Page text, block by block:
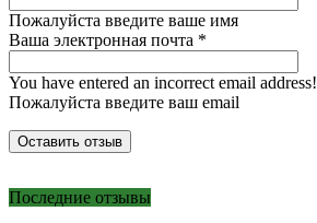
Пожалуйста введите ваше имя
Ваша электронная почта *
You have entered an incorrect email address!
Пожалуйста введите ваш email
Последние отзывы